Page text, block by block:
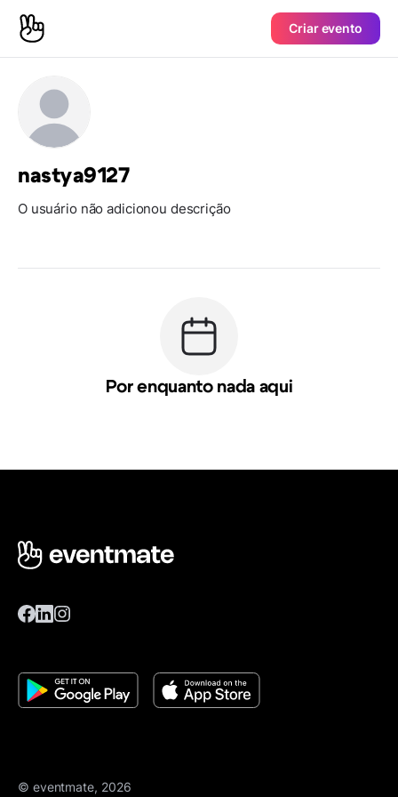
Criar evento
nastya9127
O usuário não adicionou descrição
Por enquanto nada aqui
© eventmate, 2026